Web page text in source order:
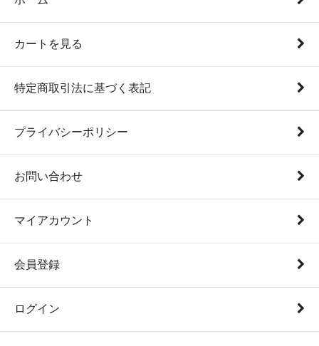
カートを見る
特定商取引法に基づく表記
プライバシーポリシー
お問い合わせ
マイアカウント
会員登録
ログイン